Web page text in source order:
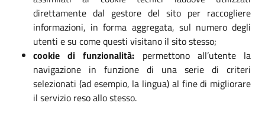
direttamente dal gestore del sito per raccogliere
informazioni, in forma aggregata, sul numero degli
utenti e su come questi visitano il sito stesso;
cookie di funzionalità: permettono all’utente la
navigazione in funzione di una serie di criteri
selezionati (ad esempio, la lingua) al fine di migliorare
il servizio reso allo stesso.